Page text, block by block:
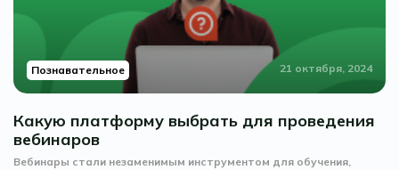
Познавательное 21 октября, 2024
Какую платформу выбрать для проведения
вебинаров
Вебинары стали незаменимым инструментом для обучения,